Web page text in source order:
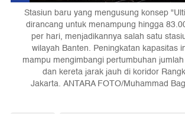
Stasiun baru yang mengusung konsep
dirancang untuk menampung hingga
per hari, menjadikannya salah satu
wilayah Banten. Peningkatan kapasitas
mampu mengimbangi pertumbuhan
dan kereta jarak jauh di koridor
Jakarta. ANTARA FOTO/Muhammad